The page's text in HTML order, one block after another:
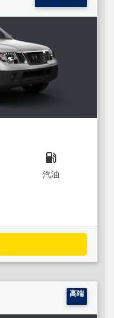
local_gas_station
汽油
高端